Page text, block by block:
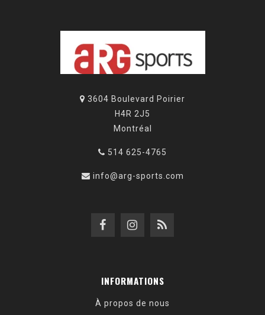
3604 Boulevard Poirier
H4R 2J5
Montréal
514 625-4765
info@arg-sports.com
INFORMATIONS
À propos de nous